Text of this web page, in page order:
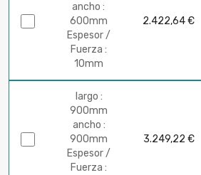
ancho :
600mm
Espesor /
Fuerza :
10mm
2.422,64 €
largo :
900mm
ancho :
900mm
Espesor /
Fuerza :
3.249,22 €